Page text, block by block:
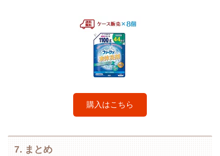
購入はこちら
7. まとめ